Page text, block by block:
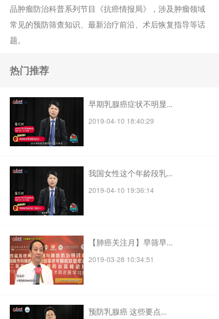
品肿瘤防治科普系列节目《抗癌情报局》，涉及肿瘤领域
常见的预防筛查知识、最新治疗前沿、术后恢复指导等话
题。
热门推荐
早期乳腺癌症状不明显...
2019-04-10 18:40:29
我国女性这个年龄段乳...
2019-04-10 19:36:14
【肺癌关注月】早筛早...
2019-03-28 10:34:51
预防乳腺癌 这些要点...